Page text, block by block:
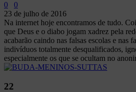
0
0
23 de julho de 2016
Na internet hoje encontramos de tudo.
que Deus e o diabo jogam xadrez pela
acabarão caindo nas falsas escolas e nas
indivíduos totalmente desqualificados,
especialmente os que se ocultam no
22